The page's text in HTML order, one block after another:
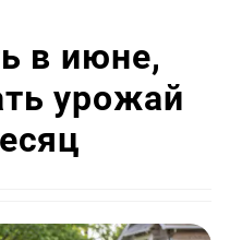
в июне,
урожай